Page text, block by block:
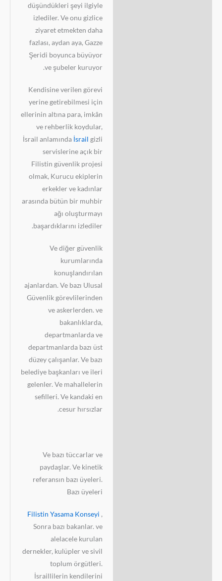
düşündükleri şeyi ilgiyle
izlediler. Ve onu gizlice
ziyaret etmekten daha
fazlası, aydan aya, Gazze
Şeridi boyunca büyüyor
ve şubeler kuruyor.
Kendisine verilen görevi
yerine getirebilmesi için
ellerinin altına para, imkân
ve rehberlik koydular,
İsrail anlamında İsrail gizli
servislerine açık bir
Filistin güvenlik projesi
olmak, Kurucu ekiplerin
erkekler ve kadınlar
arasında bütün bir muhbir
ağı oluşturmayı
başardıklarını izlediler.
Ve diğer güvenlik
kurumlarında
konuşlandırılan
ajanlardan. Ve bazı Ulusal
Güvenlik görevlilerinden
ve askerlerden. ve
bakanlıklarda,
departmanlarda ve
departmanlarda bazı üst
düzey çalışanlar. Ve bazı
belediye başkanları ve ileri
gelenler. Ve mahallelerin
sefilleri. Ve kandaki en
cesur hırsızlar.
Ve bazı tüccarlar ve
paydaşlar. Ve kinetik
referansın bazı üyeleri.
Bazı üyeleri
Filistin Yasama Konseyi ,
Sonra bazı bakanlar. ve
alelacele kurulan
dernekler, kulüpler ve sivil
toplum örgütleri.
İsraillilerin kendilerini